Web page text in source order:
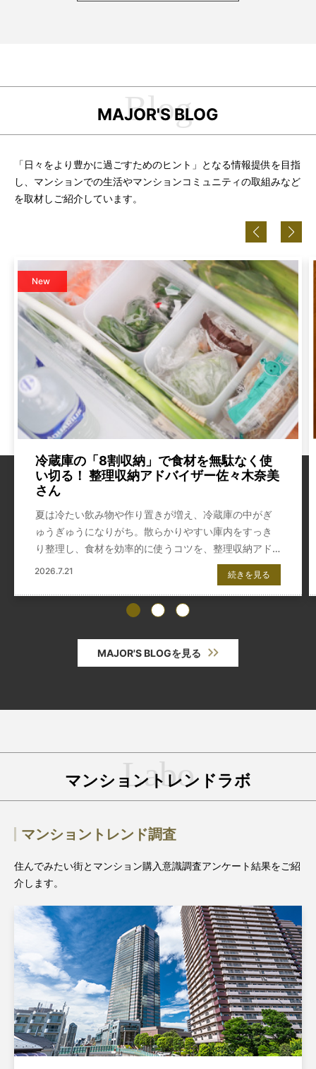
MAJOR'S BLOG
「日々をより豊かに過ごすためのヒント」となる情報提供を目指
し、 マンションでの生活やマンションコミュニティの取組みなど
を取材しご紹介しています。
New
冷蔵庫の「8割収納」で食材を無駄なく使
い切る！ 整理収納アドバイザー佐々木奈美
さん
夏は冷たい飲み物や作り置きが増え、冷蔵庫の中がぎ
ゅうぎゅうになりがち。散らかりやすい庫内をすっき
り整理し、食材を効率的に使うコツを、整理収納アド
バイザーの佐々木奈美さんに伺いました。
2026.7.21 続きを見る
MAJOR'S BLOGを見る
マンショントレンドラボ
マンショントレンド調査
住んでみたい街とマンション購入意識調査アンケート結果をご紹
介します。